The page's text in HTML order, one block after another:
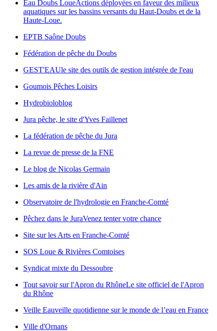
Eau Doubs LoueActions déployées en faveur des milieux
aquatiques sur les bassins versants du Haut-Doubs et de la
Haute-Loue.
EPTB Saône Doubs
Fédération de pêche du Doubs
GEST'EAUle site des outils de gestion intégrée de l'eau
Goumois Pêches Loisirs
Hydrobioloblog
Jura pêche, le site d'Yves Faillenet
La fédération de pêche du Jura
La revue de presse de la FNE
Le blog de Nicolas Germain
Les amis de la rivière d'Ain
Observatoire de l'hydrologie en Franche-Comté
Pêchez dans le JuraVenez tenter votre chance
Site sur les Arts en Franche-Comté
SOS Loue & Rivières Comtoises
Syndicat mixte du Dessoubre
Tout savoir sur l'Apron du RhôneLe site officiel de l'Apron
du Rhône
Veille Eauveille quotidienne sur le monde de l’eau en France
Ville d'Ornans